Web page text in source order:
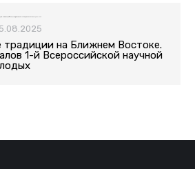
традиции на Ближнем Востоке.
1-й Всероссийской научной